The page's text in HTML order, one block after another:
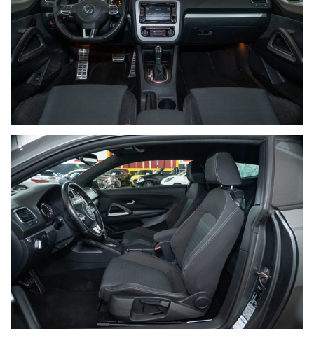
ASR/ABS/ESP
Vettura garantita 12 mesi in pronta consegna
Vi invitiamo a contattarci per verificare la disponibilità e
l'esatta corrispondenza dell'annuncio visto che alcuni dati
sono inseriti in forma automatica, ci scusiamo per eventuali
incongruenze che non rappresentano un impegno
contrattuale
Roberto cell. e WhatsApp: 348/6495902
Per ulteriori foto e dettagli visita il nostro sito
www.kumamotors.it